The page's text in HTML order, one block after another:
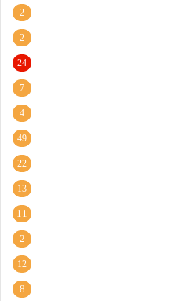
2
2
24
7
4
49
22
13
11
2
12
8